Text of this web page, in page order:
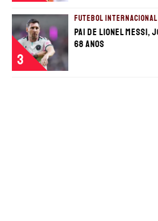
3
FUTEBOL INTERNACIONAL
Pai de Lionel Messi,
68 anos